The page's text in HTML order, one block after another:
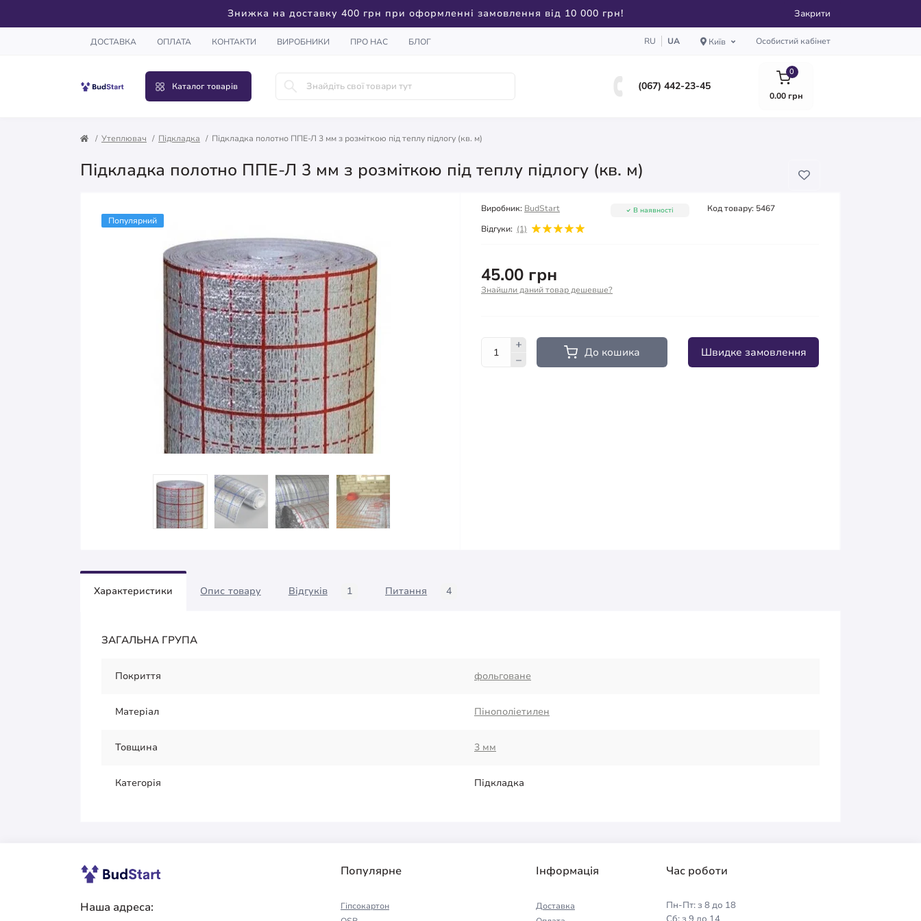
Знижка на доставку 400 грн при оформленні замовлення від 10 000 грн! Закрити
ДОСТАВКА ОПЛАТА КОНТАКТИ ВИРОБНИКИ ПРО НАС БЛОГ RU UA Київ Особистий кабінет
Каталог товарів (067) 442-23-45
0
0.00 грн
Утеплювач Підкладка Підкладка полотно ППЕ-Л 3 мм з розміткою під теплу підлогу (кв. м)
Підкладка полотно ППЕ-Л 3 мм з розміткою під теплу підлогу (кв. м)
Популярний
Виробник: BudStart Код товару: 5467
Відгуки: (1)
В наявності
45.00 грн
Знайшли даний товар дешевше?
До кошика Швидке замовлення
Характеристики Опис товару Відгуків 1 Питання 4
ЗАГАЛЬНА ГРУПА
Покриття фольговане
Матеріал Пінополіетилен
Товщина 3 мм
Категорія Підкладка
Наша адреса:
Популярне
Гіпсокартон
Інформація
Доставка
Час роботи
Пн-Пт: з 8 до 18